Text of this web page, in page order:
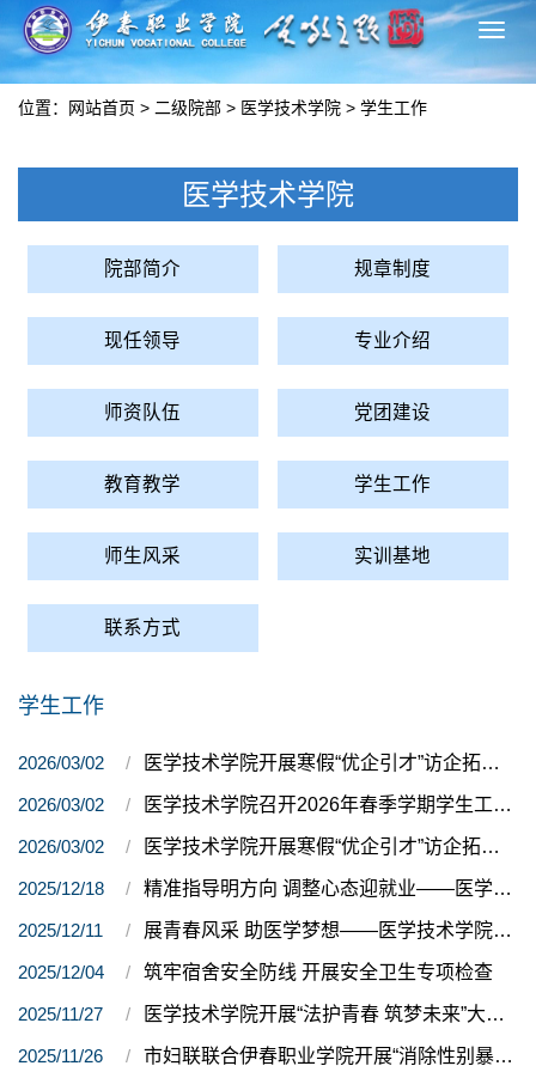
切
换
位置： 网站首页 > 二级院部 > 医学技术学院 > 学生工作
医学技术学院
院部简介 规章制度
现任领导 专业介绍
师资队伍 党团建设
教育教学 学生工作
师生风采 实训基地
联系方式
学生工作
2026/03/02 医学技术学院开展寒假“优企引才”访企拓岗（二）
2026/03/02 医学技术学院召开2026年春季学期学生工作开学准备会议
2026/03/02 医学技术学院开展寒假“优企引才”访企拓岗（一）
2025/12/18 精准指导明方向 调整心态迎就业——医学技术学院开展2026届毕业生就业心态调整线上培训
2025/12/11 展青春风采 助医学梦想——医学技术学院班级风采大赛圆满举办
2025/12/04 筑牢宿舍安全防线 开展安全卫生专项检查
2025/11/27 医学技术学院开展“法护青春 筑梦未来”大学生法治演讲风采大赛
2025/11/26 市妇联联合伊春职业学院开展“消除性别暴力 青春与法同行”主题宣传活动